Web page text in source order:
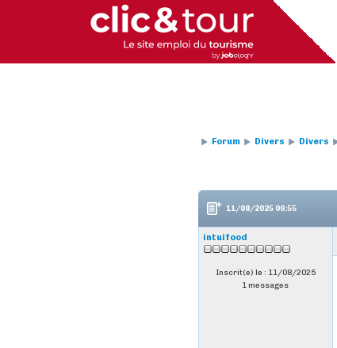
Forum Divers Divers
11/08/2025 06:55
intuifood
Inscrit(e) le : 11/08/2025
1 messages